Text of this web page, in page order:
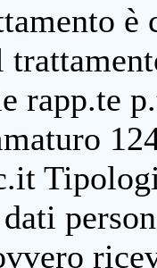
è
rapp.te